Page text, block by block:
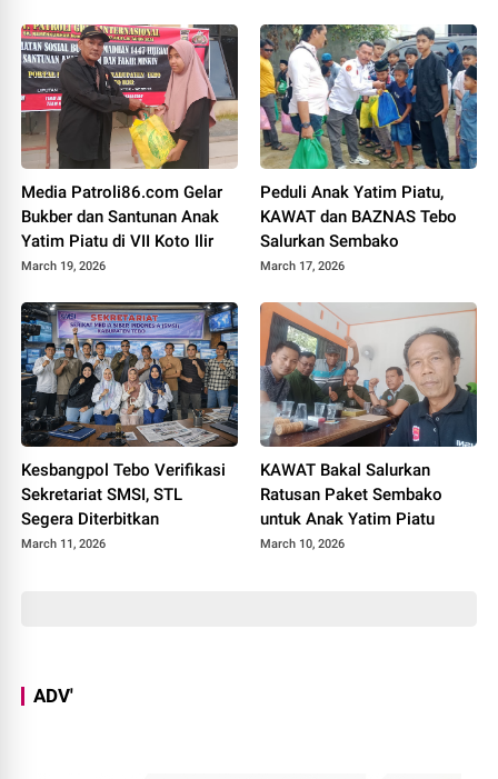
Media Patroli86.com Gelar
Bukber dan Santunan Anak
Yatim Piatu di VII Koto Ilir
March 19, 2026
Peduli Anak Yatim Piatu,
KAWAT dan BAZNAS Tebo
Salurkan Sembako
March 17, 2026
Kesbangpol Tebo Verifikasi
Sekretariat SMSI, STL
Segera Diterbitkan
March 11, 2026
KAWAT Bakal Salurkan
Ratusan Paket Sembako
untuk Anak Yatim Piatu
March 10, 2026
ADV'